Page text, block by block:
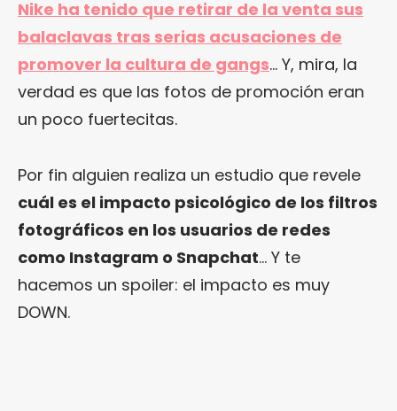
Nike ha tenido que retirar de la venta sus
balaclavas tras serias acusaciones de
promover la cultura de gangs… Y, mira, la
verdad es que las fotos de promoción eran
un poco fuertecitas.
Por fin alguien realiza un estudio que revele
cuál es el impacto psicológico de los filtros
fotográficos en los usuarios de redes
como Instagram o Snapchat… Y te
hacemos un spoiler: el impacto es muy
DOWN.